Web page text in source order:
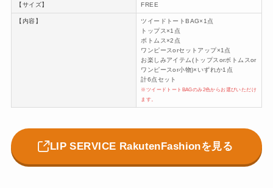
【サイズ】 FREE
【内容】
ツイードトートBAG×1点
トップス×1点
ボトムス×2点
ワンピースorセットアップ×1点
お楽しみアイテム(トップスorボトムスor
ワンピースor小物)×いずれか1点
計6点セット
※ツイードトートBAGのみ2色からお選びいただけ
ます。
LIP SERVICE RakutenFashionを見る